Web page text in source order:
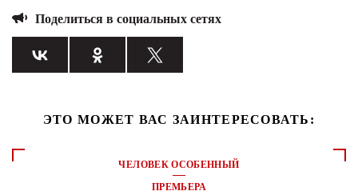
Поделиться в социальных сетях
ЭТО МОЖЕТ ВАС ЗАИНТЕРЕСОВАТЬ:
ЧЕЛОВЕК ОСОБЕННЫЙ
ПРЕМЬЕРА